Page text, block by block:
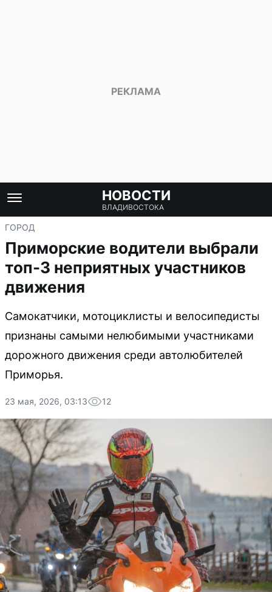
НОВОСТИ
ВЛАДИВОСТОКА
ГОРОД
Приморские водители выбрали
топ-3 неприятных участников
движения
Самокатчики, мотоциклисты и велосипедисты
признаны самыми нелюбимыми участниками
дорожного движения среди автолюбителей
Приморья.
23 мая, 2026, 03:13 12